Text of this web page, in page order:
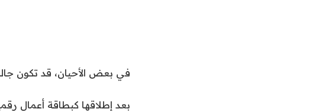
في بعض الأحيان، قد تكون
بعد إطلاقها كبطاقة أعمال